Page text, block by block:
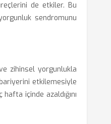
de etkiler. Bu
sendromunu
zihinsel yorgunlukla
etkilemesiyle
içinde azaldığını